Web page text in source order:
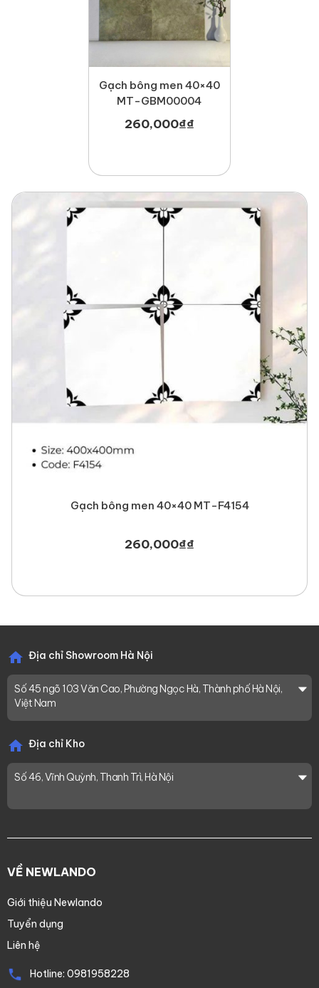
Gạch bông men 40×40
MT-GBM00004
260,000₫₫
Gạch bông men 40×40 MT-F4154
260,000₫₫
Địa chỉ Showroom Hà Nội
Số 45 ngõ 103 Văn Cao, Phường Ngọc Hà, Thành phố Hà Nội,
Việt Nam
Địa chỉ Kho
Số 46, Vĩnh Quỳnh, Thanh Trì, Hà Nội
VỀ NEWLANDO
Giới thiệu Newlando
Tuyển dụng
Liên hệ
Hotline: 0981958228